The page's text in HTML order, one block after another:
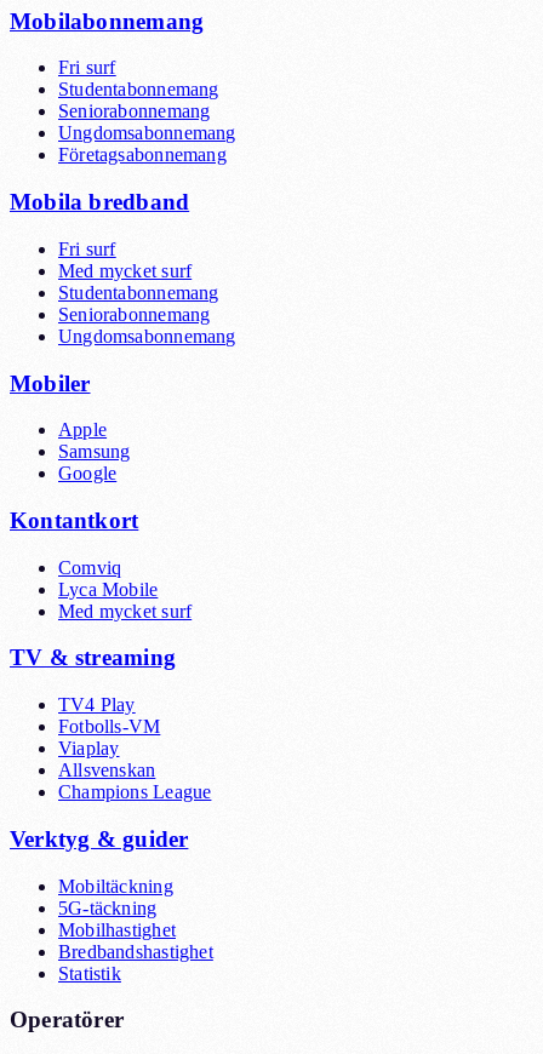
Mobilabonnemang
Fri surf
Studentabonnemang
Seniorabonnemang
Ungdomsabonnemang
Företagsabonnemang
Mobila bredband
Fri surf
Med mycket surf
Studentabonnemang
Seniorabonnemang
Ungdomsabonnemang
Mobiler
Apple
Samsung
Google
Kontantkort
Comviq
Lyca Mobile
Med mycket surf
TV & streaming
TV4 Play
Fotbolls-VM
Viaplay
Allsvenskan
Champions League
Verktyg & guider
Mobiltäckning
5G-täckning
Mobilhastighet
Bredbandshastighet
Statistik
Operatörer